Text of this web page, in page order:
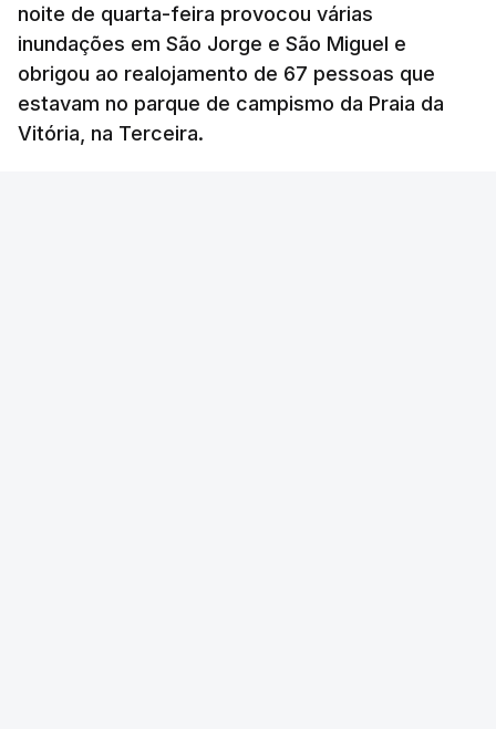
noite de quarta-feira provocou várias
inundações em São Jorge e São Miguel e
obrigou ao realojamento de 67 pessoas que
estavam no parque de campismo da Praia da
Vitória, na Terceira.